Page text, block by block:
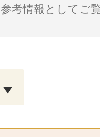
考情報としてご